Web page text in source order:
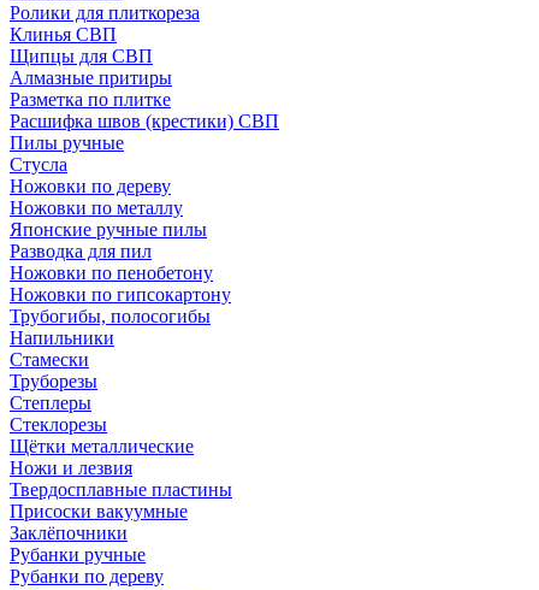
Ролики для плиткореза
Клинья СВП
Щипцы для СВП
Алмазные притиры
Разметка по плитке
Расшифка швов (крестики) СВП
Пилы ручные
Стусла
Ножовки по дереву
Ножовки по металлу
Японские ручные пилы
Разводка для пил
Ножовки по пенобетону
Ножовки по гипсокартону
Трубогибы, полосогибы
Напильники
Стамески
Труборезы
Степлеры
Стеклорезы
Щётки металлические
Ножи и лезвия
Твердосплавные пластины
Присоски вакуумные
Заклёпочники
Рубанки ручные
Рубанки по дереву